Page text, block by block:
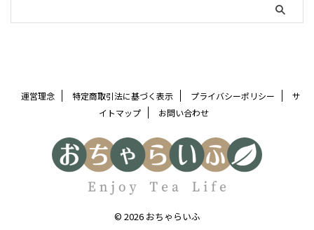
運営理念 特定商取引法に基づく表示 プライバシーポリシー
サ
イトマップ
お問い合わせ
© 2026 おちゃらいふ